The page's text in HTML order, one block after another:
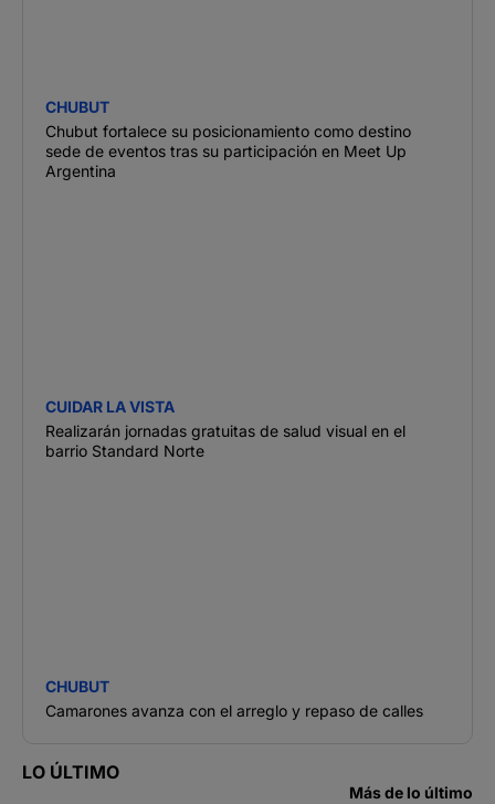
CHUBUT
Chubut fortalece su posicionamiento como destino
sede de eventos tras su participación en Meet Up
Argentina
CUIDAR LA VISTA
Realizarán jornadas gratuitas de salud visual en el
barrio Standard Norte
CHUBUT
Camarones avanza con el arreglo y repaso de calles
LO ÚLTIMO
Más de lo último